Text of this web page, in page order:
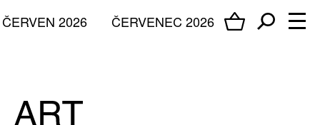
ČERVENEC 2026
ČERVEN 2026